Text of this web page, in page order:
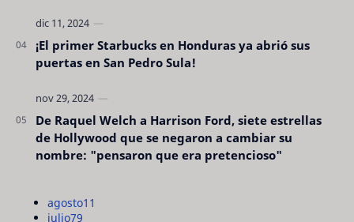
¡El primer Starbucks en Honduras ya abrió sus
puertas en San Pedro Sula!
De Raquel Welch a Harrison Ford, siete estrellas
de Hollywood que se negaron a cambiar su
nombre: "pensaron que era pretencioso"
agosto11
julio79